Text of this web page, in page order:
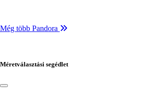
Még több Pandora
Méretválasztási segédlet